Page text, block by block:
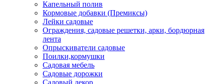
Капельный полив
Кормовые добавки (Премиксы)
Лейки садовые
Ограждения, садовые решетки, арки, бордюрная
лента
Опрыскиватели садовые
Поилки,кормушки
Садовая мебель
Садовые дорожки
Садовый декор